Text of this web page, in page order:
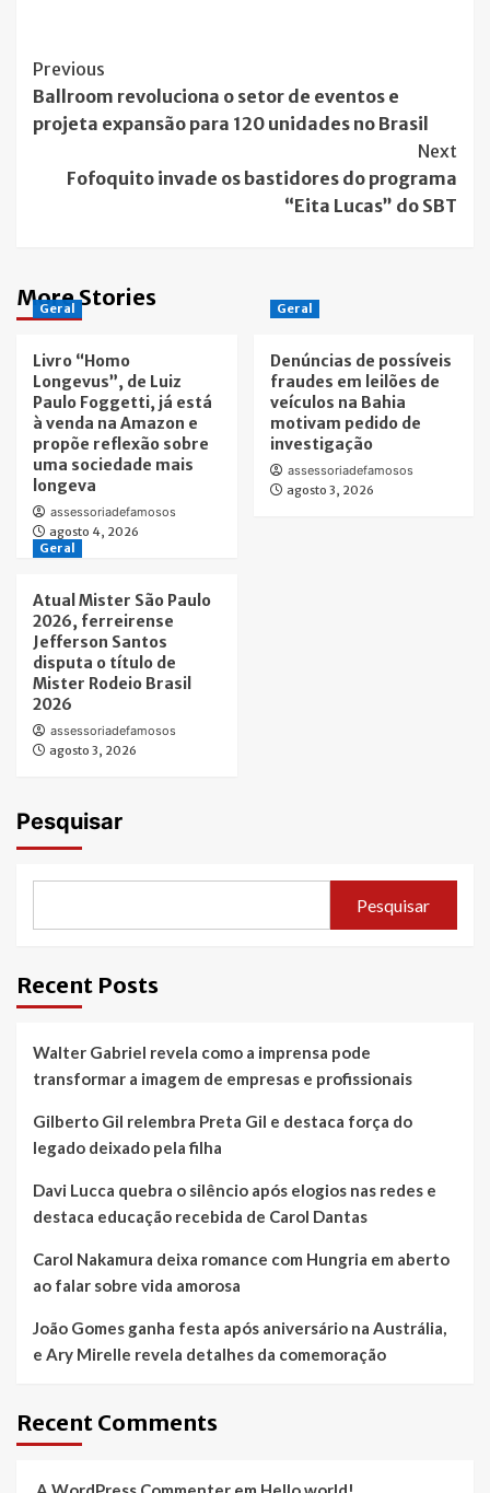
Post
Navigation
Previous
Ballroom revoluciona o setor de eventos e
projeta expansão para 120 unidades no Brasil
Next
Fofoquito invade os bastidores do programa
“Eita Lucas” do SBT
More Stories
Geral
Livro “Homo
Longevus”, de Luiz
Paulo Foggetti, já está
à venda na Amazon e
propõe reflexão sobre
uma sociedade mais
longeva
assessoriadefamosos
agosto 4, 2026
Geral
Denúncias de possíveis
fraudes em leilões de
veículos na Bahia
motivam pedido de
investigação
assessoriadefamosos
agosto 3, 2026
Geral
Atual Mister São Paulo
2026, ferreirense
Jefferson Santos
disputa o título de
Mister Rodeio Brasil
2026
assessoriadefamosos
agosto 3, 2026
Pesquisar
Pesquisar
Recent Posts
Walter Gabriel revela como a imprensa pode
transformar a imagem de empresas e profissionais
Gilberto Gil relembra Preta Gil e destaca força do
legado deixado pela filha
Davi Lucca quebra o silêncio após elogios nas redes e
destaca educação recebida de Carol Dantas
Carol Nakamura deixa romance com Hungria em aberto
ao falar sobre vida amorosa
João Gomes ganha festa após aniversário na Austrália,
e Ary Mirelle revela detalhes da comemoração
Recent Comments